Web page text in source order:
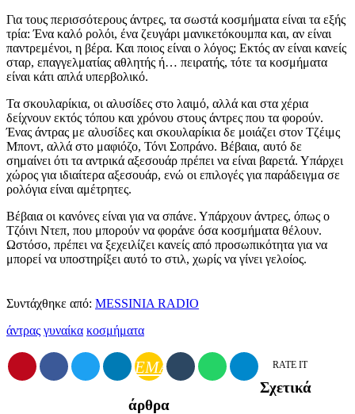
Για τους περισσότερους άντρες, τα σωστά κοσμήματα είναι τα εξής
τρία: Ένα καλό ρολόι, ένα ζευγάρι μανικετόκουμπα και, αν είναι
παντρεμένοι, η βέρα. Και ποιος είναι ο λόγος; Εκτός αν είναι κανείς
σταρ, επαγγελματίας αθλητής ή… πειρατής, τότε τα κοσμήματα
είναι κάτι απλά υπερβολικό.
Τα σκουλαρίκια, οι αλυσίδες στο λαιμό, αλλά και στα χέρια
δείχνουν εκτός τόπου και χρόνου στους άντρες που τα φορούν.
Ένας άντρας με αλυσίδες και σκουλαρίκια δε μοιάζει στον Τζέιμς
Μποντ, αλλά στο μαφιόζο, Τόνι Σοπράνο. Βέβαια, αυτό δε
σημαίνει ότι τα αντρικά αξεσουάρ πρέπει να είναι βαρετά. Υπάρχει
χώρος για ιδιαίτερα αξεσουάρ, ενώ οι επιλογές για παράδειγμα σε
ρολόγια είναι αμέτρητες.
Βέβαια οι κανόνες είναι για να σπάνε. Υπάρχουν άντρες, όπως ο
Τζόινι Ντεπ, που μπορούν να φοράνε όσα κοσμήματα θέλουν.
Ωστόσο, πρέπει να ξεχειλίζει κανείς από προσωπικότητα για να
μπορεί να υποστηρίξει αυτό το στιλ, χωρίς να γίνει γελοίος.
Συντάχθηκε από: MESSINIA RADIO
άντρας γυναίκα κοσμήματα
EMAIL RATE IT
Σχετικά
άρθρα